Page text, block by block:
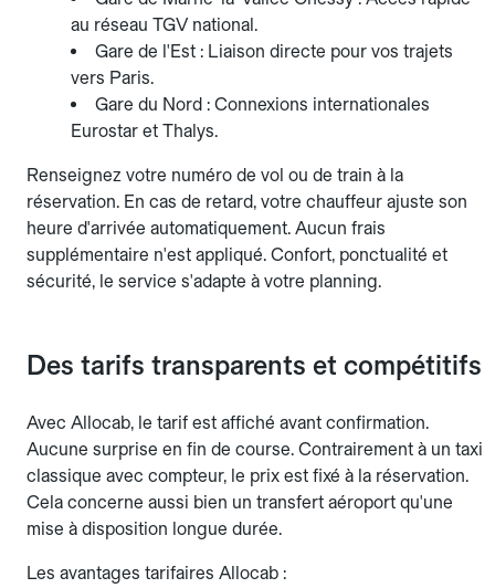
au réseau TGV national.
Gare de l'Est : Liaison directe pour vos trajets
vers Paris.
Gare du Nord : Connexions internationales
Eurostar et Thalys.
Renseignez votre numéro de vol ou de train à la
réservation. En cas de retard, votre chauffeur ajuste son
heure d'arrivée automatiquement. Aucun frais
supplémentaire n'est appliqué. Confort, ponctualité et
sécurité, le service s'adapte à votre planning.
Des tarifs transparents et compétitifs
Avec Allocab, le tarif est affiché avant confirmation.
Aucune surprise en fin de course. Contrairement à un taxi
classique avec compteur, le prix est fixé à la réservation.
Cela concerne aussi bien un transfert aéroport qu'une
mise à disposition longue durée.
Les avantages tarifaires Allocab :